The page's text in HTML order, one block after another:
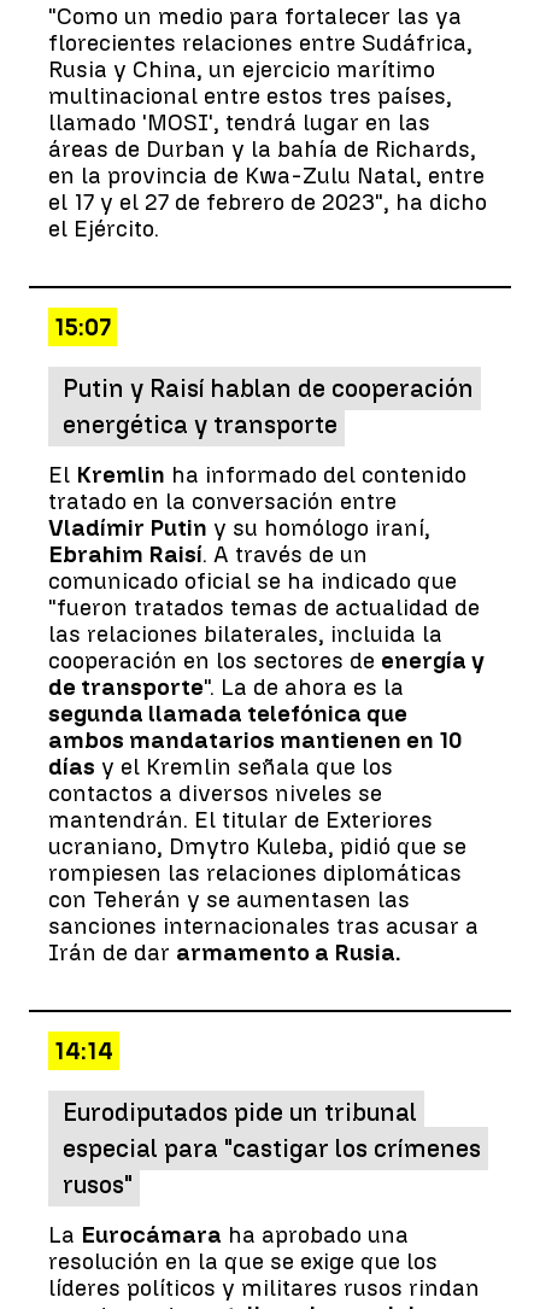
"Como un medio para fortalecer las ya
florecientes relaciones entre Sudáfrica,
Rusia y China, un ejercicio marítimo
multinacional entre estos tres países,
llamado 'MOSI', tendrá lugar en las
áreas de Durban y la bahía de Richards,
en la provincia de Kwa-Zulu Natal, entre
el 17 y el 27 de febrero de 2023", ha dicho
el Ejército.
15:07
Putin y Raisí hablan de cooperación
energética y transporte
El Kremlin ha informado del contenido
tratado en la conversación entre
Vladímir Putin y su homólogo iraní,
Ebrahim Raisí. A través de un
comunicado oficial se ha indicado que
"fueron tratados temas de actualidad de
las relaciones bilaterales, incluida la
cooperación en los sectores de energía y
de transporte". La de ahora es la
segunda llamada telefónica que
ambos mandatarios mantienen en 10
días y el Kremlin señala que los
contactos a diversos niveles se
mantendrán. El titular de Exteriores
ucraniano, Dmytro Kuleba, pidió que se
rompiesen las relaciones diplomáticas
con Teherán y se aumentasen las
sanciones internacionales tras acusar a
Irán de dar armamento a Rusia.
14:14
Eurodiputados pide un tribunal
especial para "castigar los crímenes
rusos"
La Eurocámara ha aprobado una
resolución en la que se exige que los
líderes políticos y militares rusos rindan